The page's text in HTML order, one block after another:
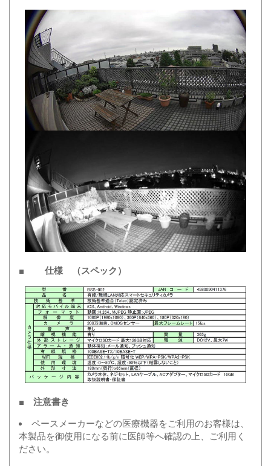
■ 仕様 （スペック）
■ 注意書き
ペースメーカーなどの医療機器をご利用のお客様は、
本製品を御使用になる前に医師等へ確認の上、ご利用く
ださい。